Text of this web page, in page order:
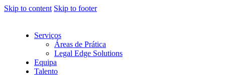
Skip to content Skip to footer
Serviços
Áreas de Prática
Legal Edge Solutions
Equipa
Talento